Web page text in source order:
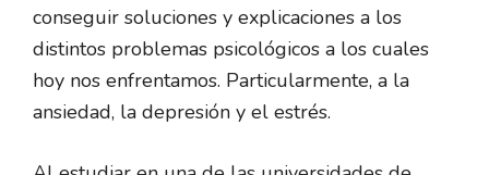
conseguir soluciones y explicaciones a los
distintos problemas psicológicos a los cuales
hoy nos enfrentamos. Particularmente, a la
ansiedad, la depresión y el estrés.